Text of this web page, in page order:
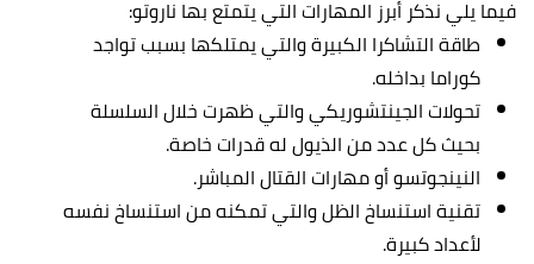
فيما يلي نذكر أبرز المهارات التي يتمتع بها ناروتو:
طاقة التشاكرا الكبيرة والتي يمتلكها بسبب تواجد
كوراما بداخله.
تحولات الجينتشوريكي والتي ظهرت خلال السلسلة
بحيث كل عدد من الذيول له قدرات خاصة.
النينجوتسو أو مهارات القتال المباشر.
تقنية استنساخ الظل والتي تمكنه من استنساخ نفسه
لأعداد كبيرة.